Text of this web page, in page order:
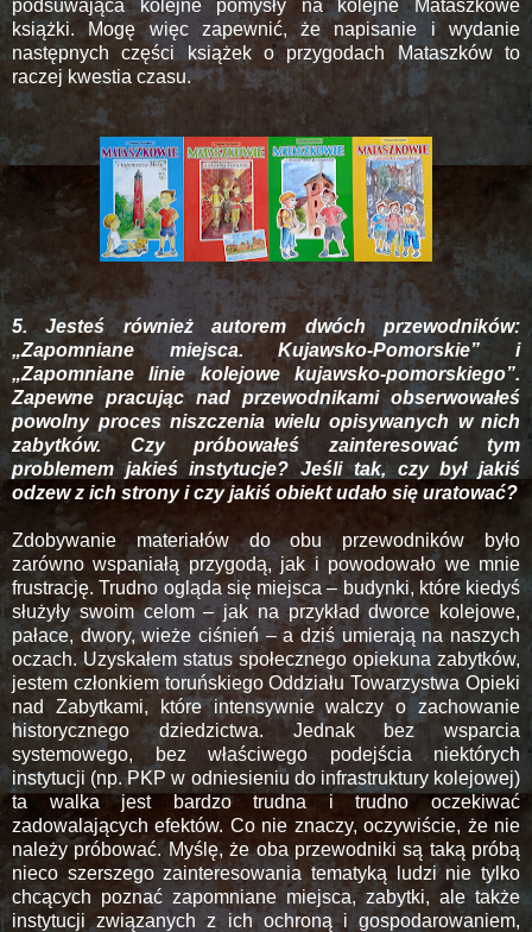
podsuwająca kolejne pomysły na kolejne Mataszkowe
książki. Mogę więc zapewnić, że napisanie i wydanie
następnych części książek o przygodach Mataszków to
raczej kwestia czasu.
5. Jesteś również autorem dwóch przewodników:
„Zapomniane miejsca. Kujawsko-Pomorskie” i
„Zapomniane linie kolejowe kujawsko-pomorskiego”.
Zapewne pracując nad przewodnikami obserwowałeś
powolny proces niszczenia wielu opisywanych w nich
zabytków. Czy próbowałeś zainteresować tym
problemem jakieś instytucje? Jeśli tak, czy był jakiś
odzew z ich strony i czy jakiś obiekt udało się uratować?
Zdobywanie materiałów do obu przewodników było
zarówno wspaniałą przygodą, jak i powodowało we mnie
frustrację. Trudno ogląda się miejsca – budynki, które kiedyś
służyły swoim celom – jak na przykład dworce kolejowe,
pałace, dwory, wieże ciśnień – a dziś umierają na naszych
oczach. Uzyskałem status społecznego opiekuna zabytków,
jestem członkiem toruńskiego Oddziału Towarzystwa Opieki
nad Zabytkami, które intensywnie walczy o zachowanie
historycznego dziedzictwa. Jednak bez wsparcia
systemowego, bez właściwego podejścia niektórych
instytucji (np. PKP w odniesieniu do infrastruktury kolejowej)
ta walka jest bardzo trudna i trudno oczekiwać
zadowalających efektów. Co nie znaczy, oczywiście, że nie
należy próbować. Myślę, że oba przewodniki są taką próbą
nieco szerszego zainteresowania tematyką ludzi nie tylko
chcących poznać zapomniane miejsca, zabytki, ale także
instytucji związanych z ich ochroną i gospodarowaniem,